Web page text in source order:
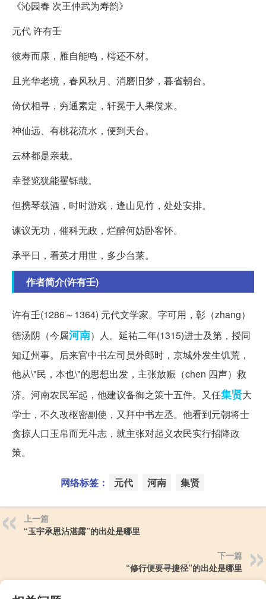
《沁园春 次王仲武为寿韵》
元代 许有壬
彼寿而康，雁自能鸣，樗还不材。
且光华老境，春风秋月、消磨旧梦，暮省朝台。
倚伏相寻，穷通素定，轩冕于人果傥来。
神仙远、有桃花流水，便到天台。
云林都是亲栽。
幸登览犹能矍铄哉。
但携琴载酒，时时游戏，逢山见竹，处处安排。
谏议无功，催科无政，烂醉何妨卧客怀。
承平日，看英才用世，多少台莱。
作者简介(许有壬)
许有壬(1286～1364) 元代文学家。字可用，彰（zhang）
德汤阴（今属河南）人。延祐二年(1315)进士及第，授同
知辽州事。后来官中书左司员外郎时，京城外发生饥荒，
他从\"民，本也\"的思想出发，主张放赈（chen 四声）救
济。河南农民军起，他建议备御之策十五件。又任集贤大
学士，不久改枢密副使，又拜中书左丞。他看到元朝将士
贪掠人口玉帛而无斗志，就主张对起义农民实行招降政
策。
网络标签： 元代 河南 集贤
上一篇
“玉宇承恩沾湛露”的出处是哪里
下一篇
“修行便要寻捷径”的出处是哪里